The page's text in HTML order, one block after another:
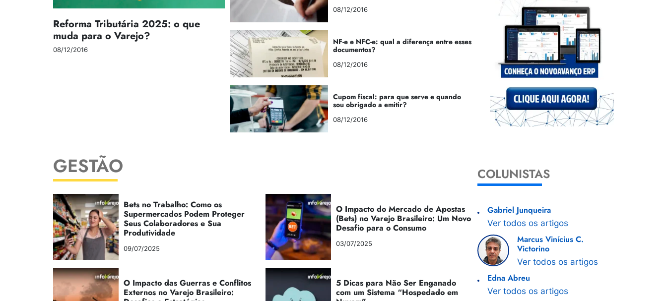
Reforma Tributária 2025: o que
muda para o Varejo?
08/12/2016
08/12/2016
NF-e e NFC-e: qual a diferença entre esses
documentos?
08/12/2016
Cupom fiscal: para que serve e quando
sou obrigado a emitir?
08/12/2016
GESTÃO
Bets no Trabalho: Como os
Supermercados Podem Proteger
Seus Colaboradores e Sua
Produtividade
09/07/2025
O Impacto do Mercado de Apostas
(Bets) no Varejo Brasileiro: Um Novo
Desafio para o Consumo
03/07/2025
O Impacto das Guerras e Conflitos
Externos no Varejo Brasileiro:
5 Dicas para Não Ser Enganado
com um Sistema “Hospedado em
COLUNISTAS
Gabriel Junqueira
Ver todos os artigos
Marcus Vinícius C.
Victorino
Ver todos os artigos
Edna Abreu
Ver todos os artigos